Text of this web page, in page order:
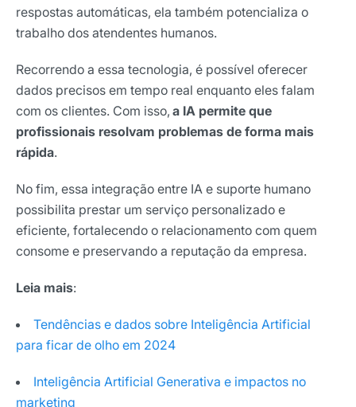
respostas automáticas, ela também potencializa o
trabalho dos atendentes humanos.
Recorrendo a essa tecnologia, é possível oferecer
dados precisos em tempo real enquanto eles falam
com os clientes. Com isso, a IA permite que
profissionais resolvam problemas de forma mais
rápida.
No fim, essa integração entre IA e suporte humano
possibilita prestar um serviço personalizado e
eficiente, fortalecendo o relacionamento com quem
consome e preservando a reputação da empresa.
Leia mais:
Tendências e dados sobre Inteligência Artificial
para ficar de olho em 2024
Inteligência Artificial Generativa e impactos no
marketing